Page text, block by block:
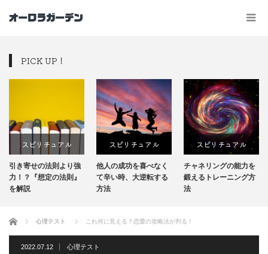
PICK UP！
スピリチュアル
引き寄せの法則より強
力！？『想定の法則』
を解説
スピリチュアル
他人の成功を喜べなく
て辛い時、大逆転する
方法
スピリチュアル
チャネリングの能力を
鍛えるトレーニング方
法
ホーム 心理テスト これ何に見える？恋愛の攻略法が判る！
2022.07.12 心理テスト